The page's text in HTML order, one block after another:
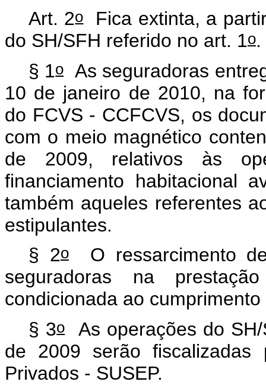
Art. 2oFica extinta, a
do SH/SFH referido no art. 1o.
§ 1oAs seguradoras
10 de janeiro de 2010, na
do FCVS - CCFCVS, os
com o meio magnético
de 2009, relativos às
financiamento habitacional
também aqueles referentes
estipulantes.
§ 2oO ressarcimento de
seguradoras na
condicionada ao
§ 3oAs operações do SH/
de 2009 serão fiscalizadas
Privados - SUSEP.